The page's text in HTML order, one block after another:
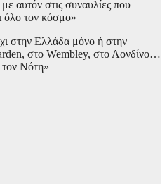
αυτόν στις συναυλίες που
όλο τον κόσμο»
στην Ελλάδα μόνο ή στην
στο Wembley, στο Λονδίνο…
Νότη»